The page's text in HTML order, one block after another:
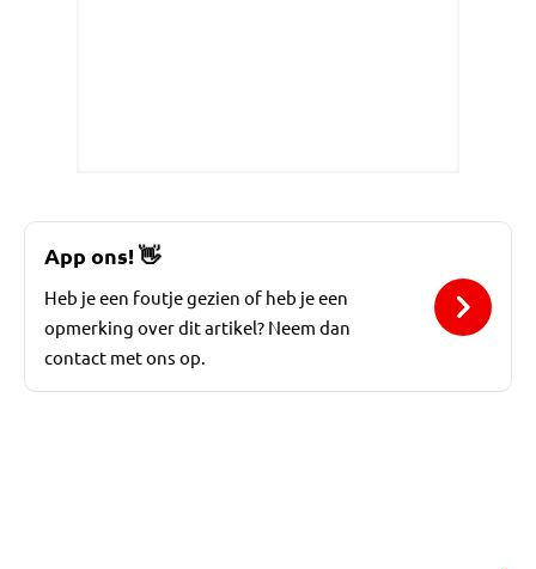
App ons!👋
Heb je een foutje gezien of heb je een
opmerking over dit artikel? Neem dan
contact met ons op.